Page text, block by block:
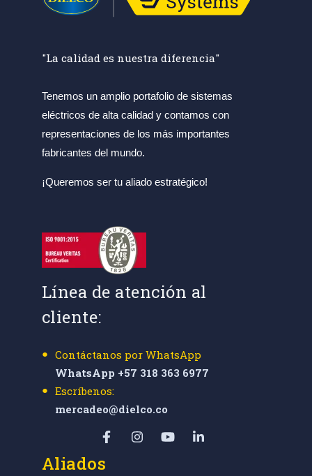
"La calidad es nuestra diferencia"
Tenemos un amplio portafolio de sistemas
eléctricos de alta calidad y contamos con
representaciones de los más importantes
fabricantes del mundo.
¡Queremos ser tu aliado estratégico!
Línea de atención al
cliente:
Contáctanos por WhatsApp
WhatsApp +57 318 363 6977
Escríbenos:
mercadeo@dielco.co
Aliados